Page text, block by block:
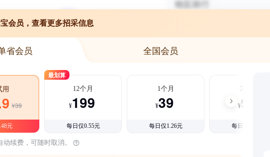
会员，查看更多招采信息
省会员 全国会员
用
¥39
元
最划算
12个月
¥199
每日仅0.55元
1个月
¥39
每日仅1.26元
3个月
¥99
每日仅1.08元
续费，可随时取消。